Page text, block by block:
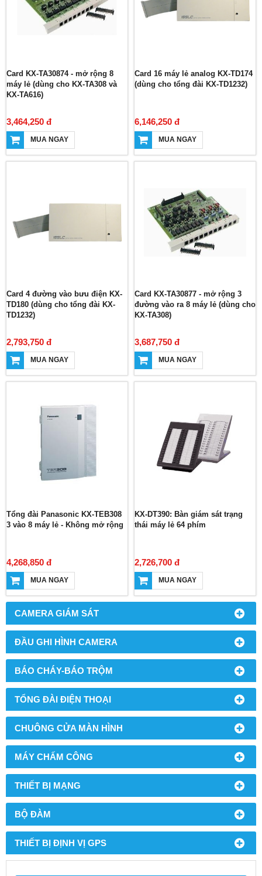
CAMERA GIÁM SÁT
ĐẦU GHI HÌNH CAMERA
BÁO CHÁY-BÁO TRỘM
TỔNG ĐÀI ĐIỆN THOẠI
CHUÔNG CỬA MÀN HÌNH
MÁY CHẤM CÔNG
THIẾT BỊ MẠNG
BỘ ĐÀM
THIẾT BỊ ĐỊNH VỊ GPS
Card KX-TA30874 - mở rộng 8
máy lẻ (dùng cho KX-TA308 và
KX-TA616)
3,464,250 đ
MUA NGAY
Card 16 máy lẻ analog KX-TD174
(dùng cho tổng đài KX-TD1232)
6,146,250 đ
MUA NGAY
Card 4 đường vào bưu điện KX-
TD180 (dùng cho tổng đài KX-
TD1232)
2,793,750 đ
MUA NGAY
Card KX-TA30877 - mở rộng 3
đường vào ra 8 máy lẻ (dùng cho
KX-TA308)
3,687,750 đ
MUA NGAY
Tổng đài Panasonic KX-TEB308
3 vào 8 máy lẻ - Không mở rộng
4,268,850 đ
MUA NGAY
KX-DT390: Bàn giám sát trạng
thái máy lẻ 64 phím
2,726,700 đ
MUA NGAY